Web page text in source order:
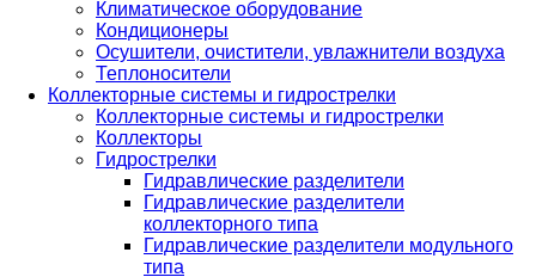
Климатическое оборудование
Кондиционеры
Осушители, очистители, увлажнители воздуха
Теплоносители
Коллекторные системы и гидрострелки
Коллекторные системы и гидрострелки
Коллекторы
Гидрострелки
Гидравлические разделители
Гидравлические разделители
коллекторного типа
Гидравлические разделители модульного
типа